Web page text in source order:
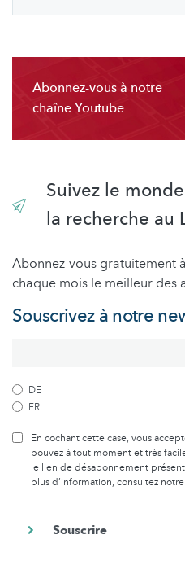
Abonnez-vous à notre
chaîne Youtube
Suivez le
la recherche au
Abonnez-vous gratuitement
chaque mois le meilleur des
Souscrivez à notre
DE
FR
En cochant cette case, vous
pouvez à tout moment et très
le lien de désabonnement
plus d’information, consultez notre